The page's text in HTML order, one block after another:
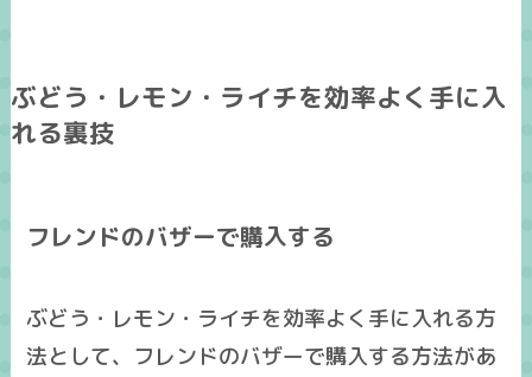
ぶどう・レモン・ライチを効率よく手に入
れる裏技
フレンドのバザーで購入する
ぶどう・レモン・ライチを効率よく手に入れる方
法として、 フレンドのバザーで購入する方法があ